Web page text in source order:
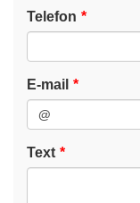
Telefon
E-mail
Text